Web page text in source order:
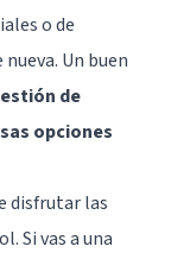
o de
Un buen
de
opciones
disfrutar las
Si vas a una